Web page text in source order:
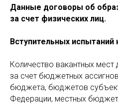
Данные договоры об
за счет физических лиц.
Вступительных испытаний
Количество вакантных мест
за счет бюджетных
бюджета, бюджетов
Федерации, местных